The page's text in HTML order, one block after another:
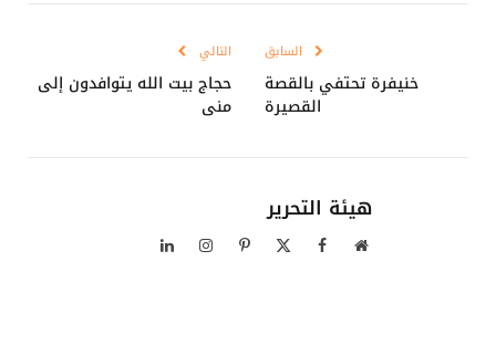
السابق
خنيفرة تحتفي بالقصة
القصيرة
التالي
حجاج بيت الله يتوافدون إلى
منى
هيئة التحرير
موقع فيسبوك بينتيريستالانستغراملينكدإن